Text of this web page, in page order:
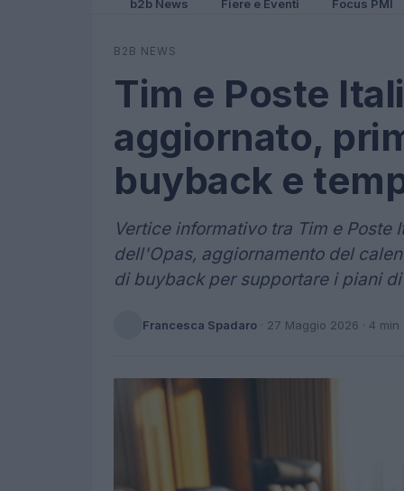
b2b News Fiere e Eventi Focus PMI
B2B NEWS
Tim e Poste
aggiornato,
buyback e
Vertice informativo tra Tim e
dell'Opas, aggiornamento del
di buyback per supportare i piani
Francesca Spadaro · 27 Maggio 2026 · 4 min